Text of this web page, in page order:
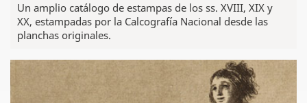
Un amplio catálogo de estampas de los ss. XVIII, XIX y
XX, estampadas por la Calcografía Nacional desde las
planchas originales.